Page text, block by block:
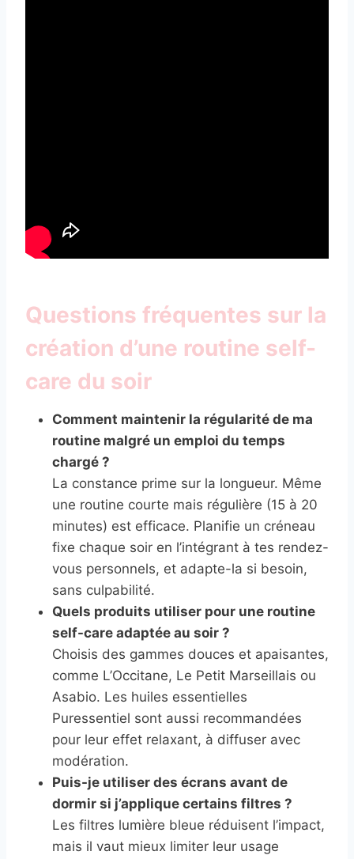
Questions fréquentes sur la
création d’une routine self-
care du soir
Comment maintenir la régularité de ma
routine malgré un emploi du temps
chargé ?
La constance prime sur la longueur. Même
une routine courte mais régulière (15 à 20
minutes) est efficace. Planifie un créneau
fixe chaque soir en l’intégrant à tes rendez-
vous personnels, et adapte-la si besoin,
sans culpabilité.
Quels produits utiliser pour une routine
self-care adaptée au soir ?
Choisis des gammes douces et apaisantes,
comme L’Occitane, Le Petit Marseillais ou
Asabio. Les huiles essentielles
Puressentiel sont aussi recommandées
pour leur effet relaxant, à diffuser avec
modération.
Puis-je utiliser des écrans avant de
dormir si j’applique certains filtres ?
Les filtres lumière bleue réduisent l’impact,
mais il vaut mieux limiter leur usage